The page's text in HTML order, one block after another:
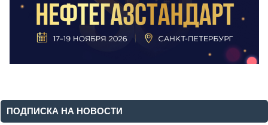
ПОДПИСКА НА НОВОСТИ